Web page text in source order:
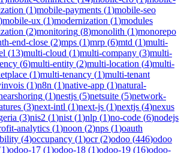
(1)mobile-payments (1)mobile-seo
)mobile-ux (1)modernization (1)modules
(2)monitoring (8)monolith (1)monorepo
end-close (2)mps (1)mrp (6)mtd (1)multi-
(13)multi-cloud (1)multi-company (3)multi-
(6)multi-entity (2)multi-location (4)multi-
(1)multi-tenancy (1)multi-tenant
(1)n8n (1)native-app (1)natural-
(1)nestjs (5)netsuite (5)network-
(3)next-intl (1)next-js (1)nextjs (4)nexus
(3)nis2 (1)nist (1)nlp (1)no-code (6)nodejs
analytics (1)noon (2)nps (1)oauth
(4)occupancy (1)ocr(2)odoo (446)odoo
1)odoo-17 (1)odoo-18 (1)odoo-19 (16)odoo-